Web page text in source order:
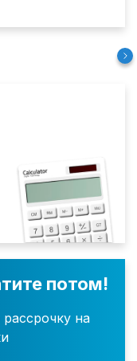
потом!
на